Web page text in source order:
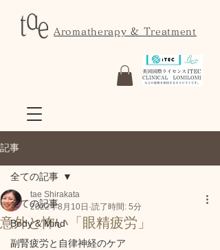
Aromatherapy & Treatment
記事
全ての記事
Body & Mind
副腎疲労と自律神経のケア
全ての記事
意外と怖い「眼精疲労」
tae Shirakata
2022年8月10日 読了時間: 5分